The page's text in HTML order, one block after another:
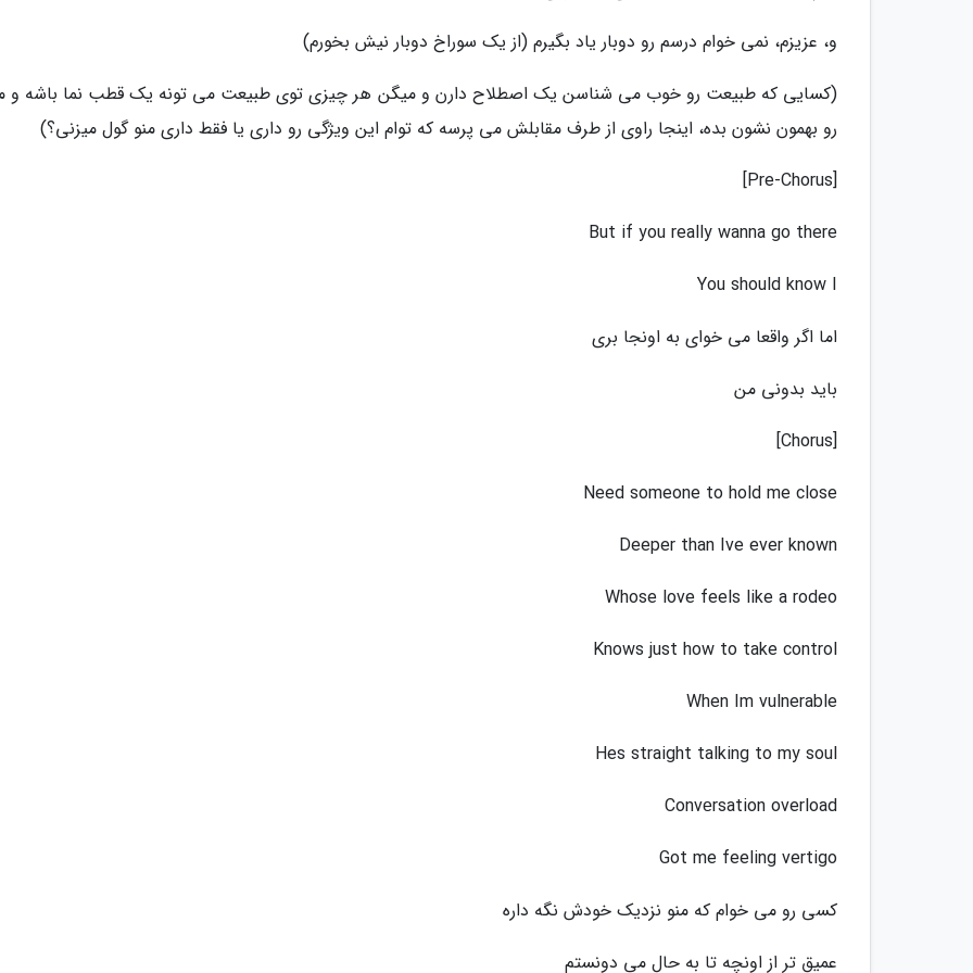
و، عزیزم، نمی خوام درسم رو دوبار یاد بگیرم (از یک سوراخ دوبار نیش بخورم)
(کسایی که طبیعت رو خوب می شناسن یک اصطلاح دارن و میگن هر چیزی توی طبیعت می تونه یک قطب نما باشه و
رو بهمون نشون بده، اینجا راوی از طرف مقابلش می پرسه که توام این ویژگی رو داری یا فقط داری منو گول میزنی؟)
[Pre-Chorus]
But if you really wanna go there
You should know I
اما اگر واقعا می خوای به اونجا بری
باید بدونی من
[Chorus]
Need someone to hold me close
Deeper than Ive ever known
Whose love feels like a rodeo
Knows just how to take control
When Im vulnerable
Hes straight talking to my soul
Convеrsation overload
Got me feeling vertigo
کسی رو می خوام که منو نزدیک خودش نگه داره
عمیق تر از اونچه تا به حال می دونستم